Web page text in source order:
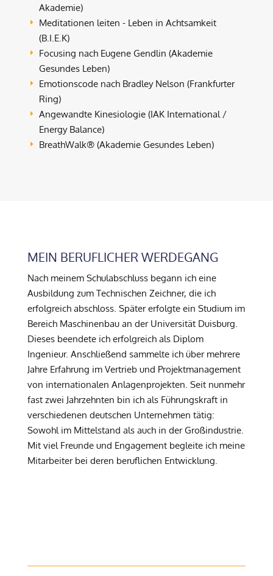
Akademie)
E
Meditationen leiten - Leben in Achtsamkeit
(B.I.E.K)
E
Focusing nach Eugene Gendlin (Akademie
Gesundes Leben)
E
Emotionscode nach Bradley Nelson (Frankfurter
Ring)
E
Angewandte Kinesiologie (IAK International /
Energy Balance)
E BreathWalk® (Akademie Gesundes Leben)
MEIN BERUFLICHER WERDEGANG
Nach meinem Schulabschluss begann ich eine
Ausbildung zum Technischen Zeichner, die ich
erfolgreich abschloss. Später erfolgte ein Studium im
Bereich Maschinenbau an der Universität Duisburg.
Dieses beendete ich erfolgreich als Diplom
Ingenieur. Anschließend sammelte ich über mehrere
Jahre Erfahrung im Vertrieb und Projektmanagement
von internationalen Anlagenprojekten. Seit nunmehr
fast zwei Jahrzehnten bin ich als Führungskraft in
verschiedenen deutschen Unternehmen tätig:
Sowohl im Mittelstand als auch in der Großindustrie.
Mit viel Freunde und Engagement begleite ich meine
Mitarbeiter bei deren beruflichen Entwicklung.